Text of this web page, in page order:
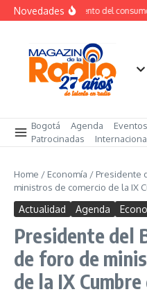
Saltar al contenido
NovedadesCrecimiento del
Bogotá Agenda Eventos
Patrocinadas
Home / Economía / Presidente
ministros de comercio de la IX
Actualidad Agenda
Presidente del
de foro de
de la IX